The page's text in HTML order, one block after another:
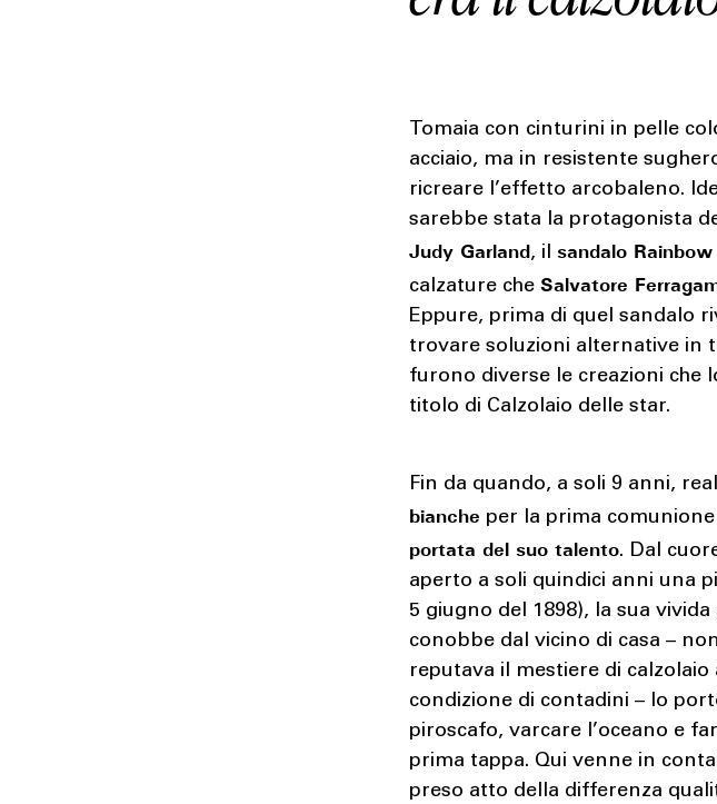
Tomaia con cinturini in pelle
acciaio, ma in resistente
ricreare l’effetto arcobaleno.
sarebbe stata la protagonista
Judy Garland, ilsandalo Rainbow
calzature cheSalvatore
Eppure, prima di quel sandalo
trovare soluzioni alternative in
furono diverse le creazioni che
titolo di Calzolaio delle star.
Fin da quando, a soli 9 anni,
bianche per la prima
portata del suo talento. Dal
aperto a soli quindici anni una
5 giugno del 1898), la sua
conobbe dal vicino di casa –
reputava il mestiere di
condizione di contadini – lo
piroscafo, varcare l’oceano e
prima tappa. Qui venne in
preso atto della differenza